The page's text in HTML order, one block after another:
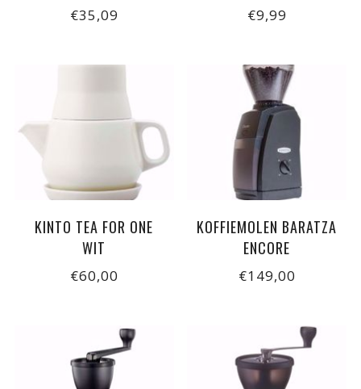
€35,09 €9,99
KINTO TEA FOR ONE
WIT
€60,00
KOFFIEMOLEN BARATZA
ENCORE
€149,00